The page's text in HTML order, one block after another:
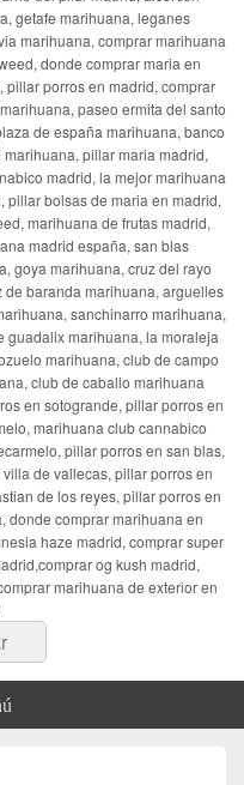
getafe marihuana, leganes
marihuana, comprar marihuana
donde comprar maria en
porros en madrid, comprar
paseo ermita del santo
de españa marihuana, banco
pillar maria madrid,
madrid, la mejor marihuana
pillar bolsas de maria en madrid,
marihuana de frutas madrid,
madrid españa, san blas
goya marihuana, cruz del rayo
baranda marihuana, arguelles
sanchinarro marihuana,
guadalix marihuana, la moraleja
marihuana, club de campo
club de caballo marihuana
en sotogrande, pillar porros en
marihuana club cannabico
pillar porros en san blas,
de vallecas, pillar porros en
de los reyes, pillar porros en
donde comprar marihuana en
haze madrid, comprar super
og kush madrid,
marihuana de exterior en